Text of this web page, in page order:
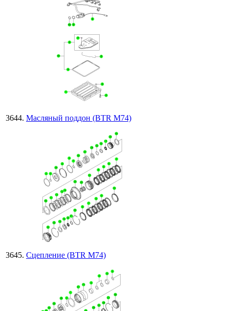
Масляный поддон (BTR M74)
Сцепление (BTR M74)